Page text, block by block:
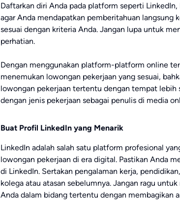
Daftarkan diri Anda pada platform seperti
agar Anda mendapatkan pemberitahuan langsung
sesuai dengan kriteria Anda. Jangan lupa untuk
perhatian.
Dengan menggunakan platform-platform online
menemukan lowongan pekerjaan yang sesuai,
lowongan pekerjaan tertentu dengan tempat lebih
dengan jenis pekerjaan sebagai penulis di media
Buat Profil LinkedIn yang Menarik
LinkedIn adalah salah satu platform profesional
lowongan pekerjaan di era digital. Pastikan Anda
di LinkedIn. Sertakan pengalaman kerja,
kolega atau atasan sebelumnya. Jangan ragu
Anda dalam bidang tertentu dengan membagikan